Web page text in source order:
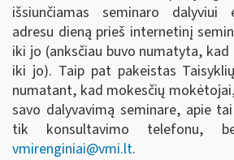
išsiunčiamas seminaro dalyviui
adresu dieną prieš internetinį
iki jo (anksčiau buvo numatyta,
iki jo). Taip pat pakeistas
numatant, kad mokesčių
savo dalyvavimą seminare, apie
tik konsultavimo telefonu,
vmirenginiai@vmi.lt.